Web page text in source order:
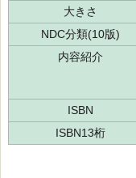
大きさ
NDC分類(10版)
内容紹介
ISBN
ISBN13桁